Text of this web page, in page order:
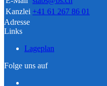
Kanzlei +41 61 267 86 01
Adresse
Links
Lageplan
Folge uns auf